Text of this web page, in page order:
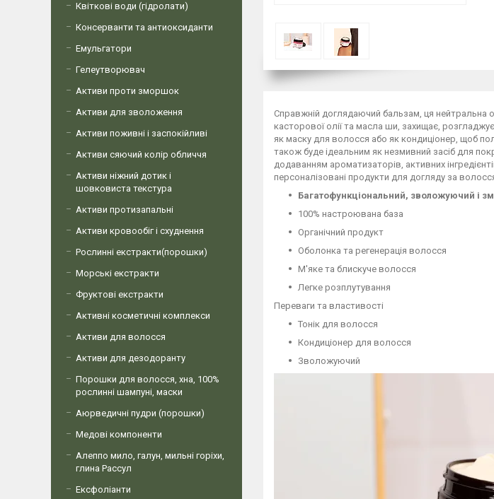
Справжній доглядаючий бальзам, ця
касторової олії та масла ши, захищає,
як маску для волосся або як кондиціонер, щоб
також буде ідеальним як незмивний засіб для
додаванням ароматизаторів, активних
персоналізовані продукти для догляду за
Багатофункціональний, зволожуючий і
100% настроювана база
Органічний продукт
Оболонка та регенерація волосся
М'яке та блискуче волосся
Легке розплутування
Переваги та властивості
Тонік для волосся
Кондиціонер для волосся
Зволожуючий
Квіткові води (гідролати)
Консерванти та антиоксиданти
Емульгатори
Гелеутворювач
Активи проти зморшок
Активи для зволоження
Активи поживні і заспокійливі
Активи сяючий колір обличчя
Активи ніжний дотик і
шовковиста текстура
Активи протизапальні
Активи кровообіг і схуднення
Рослинні екстракти(порошки)
Морські екстракти
Фруктові екстракти
Активні косметичні комплекси
Активи для волосся
Активи для дезодоранту
Порошки для волосся, хна, 100%
рослинні шампуні, маски
Аюрведичні пудри (порошки)
Медові компоненти
Алеппо мило, галун, мильні горіхи,
глина Рассул
Ексфоліанти